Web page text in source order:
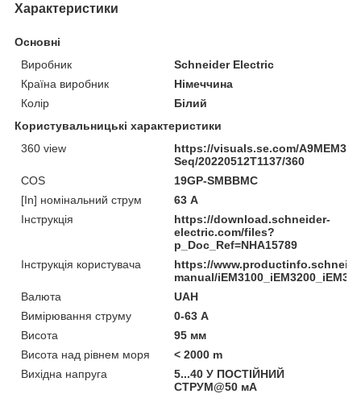
Характеристики
Основні
Виробник
Schneider Electric
Країна виробник
Німеччина
Колір
Білий
Користувальницькі характеристики
360 view
https://visuals.se.com/
Seq/20220512T1137/360
COS
19GP-SMBBMC
[In] номінальний струм
63 А
Інструкція
https://download.schneider-
electric.com/files?
p_Doc_Ref=NHA15789
Інструкція користувача
https://
manual/
Валюта
UAH
Вимірювання струму
0-63 А
Висота
95 мм
Висота над рівнем моря
< 2000 m
Вихідна напруга
5...40 У ПОСТІЙНИЙ
СТРУМ@50 мА